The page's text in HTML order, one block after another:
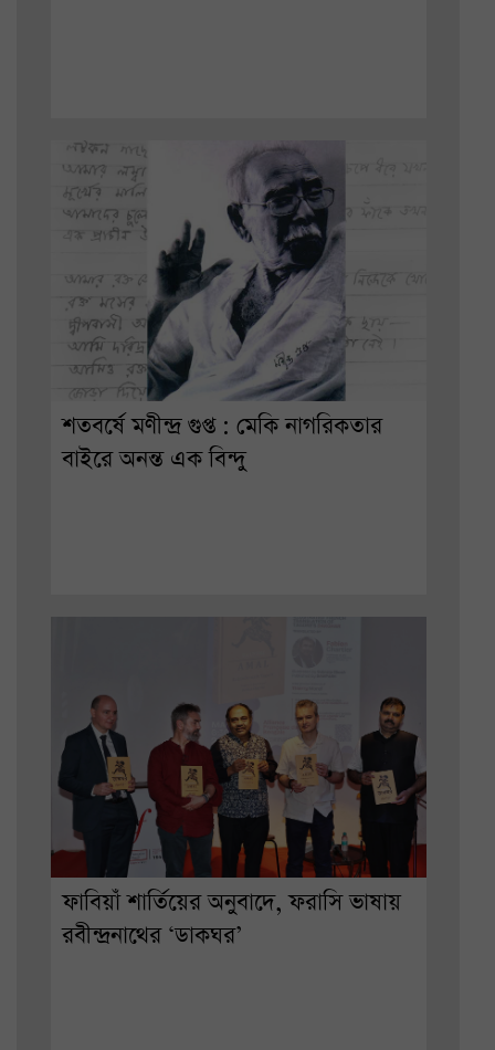
শতবর্ষে মণীন্দ্র গুপ্ত : মেকি নাগরিকতার
বাইরে অনন্ত এক বিন্দু
ফাবিয়াঁ শার্তিয়ের অনুবাদে, ফরাসি ভাষায়
রবীন্দ্রনাথের ‘ডাকঘর’